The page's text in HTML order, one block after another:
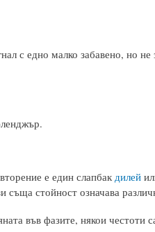
с едно малко забавено, но
е един слапбак дилей
стойност означава
във фазите, някои честоти